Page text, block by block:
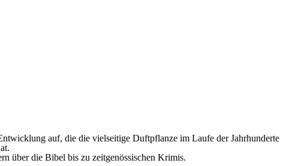
auf, die die vielseitige Duftpflanze im Laufe der Jahrhunderte
über die Bibel bis zu zeitgenössischen Krimis.